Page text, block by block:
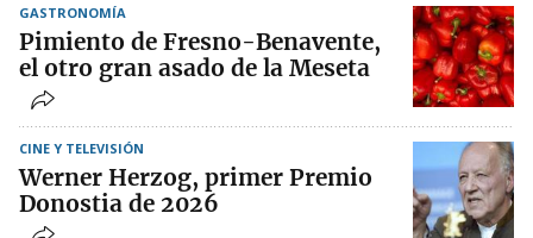
GASTRONOMÍA
Pimiento de Fresno-Benavente,
el otro gran asado de la Meseta
CINE Y TELEVISIÓN
Werner Herzog, primer Premio
Donostia de 2026